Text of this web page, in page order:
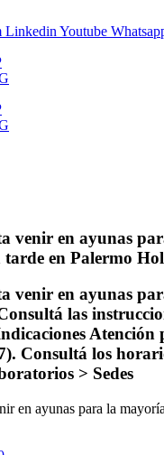
Linkedin Youtube
venir en ayunas
en Palermo
venir en ayunas
las
Atención
Consultá los
> Sedes
en ayunas para la